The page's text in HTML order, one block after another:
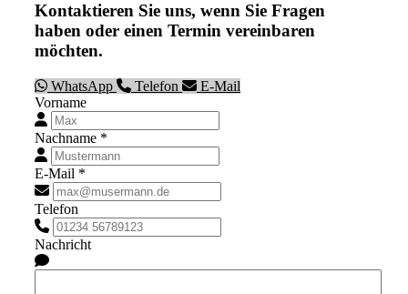
Kontaktieren Sie uns, wenn Sie Fragen
haben oder einen Termin vereinbaren
möchten.
WhatsApp Telefon
E-Mail
Vorname
Nachname *
E-Mail *
Telefon
Nachricht